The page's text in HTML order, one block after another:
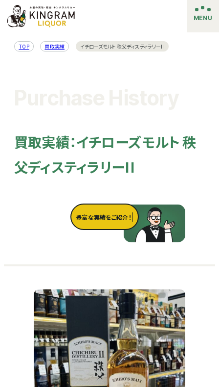
MENU
TOP 買取実績 イチローズモルト 秩父ディスティラリーII
買取実績：イチローズモルト 秩
父ディスティラリーII
豊富な実績をご紹介！